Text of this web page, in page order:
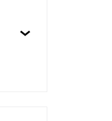
Гостиница